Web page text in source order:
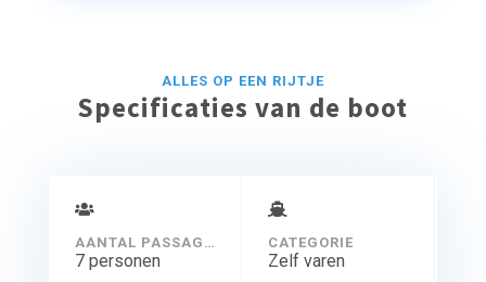
ruim
voor afvaart toegestuurd krijgt zodat u zich goed kunt
ALLES OP EEN RIJTJE
Specificaties van de boot
AANTAL PASSAGIERS
7 personen
CATEGORIE
Zelf varen